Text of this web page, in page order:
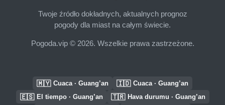
Twoje źródło dokładnych, aktualnych prognoz
pogody dla miast na całym świecie.
Pogoda.vip © 2026. Wszelkie prawa zastrzeżone.
🇲🇾 Cuaca · Guang’an 🇮🇩 Cuaca · Guang’an
🇪🇸 El tiempo · Guang’an 🇹🇷 Hava durumu · Guang’an